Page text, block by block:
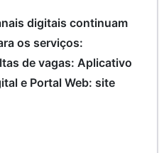
digitais continuam
os serviços:
de vagas: Aplicativo
e Portal Web: site